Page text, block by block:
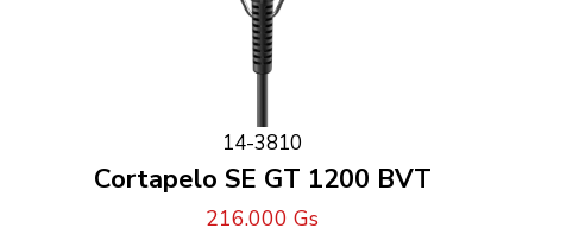
14-3810
Cortapelo SE GT 1200 BVT
216.000Gs